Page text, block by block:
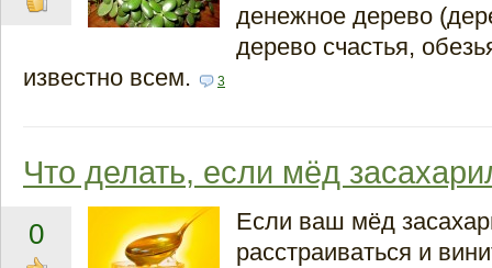
денежное дерево
дерево счастья,
известно всем.
3
Что делать, если мёд
0
Если ваш мёд
расстраиваться и